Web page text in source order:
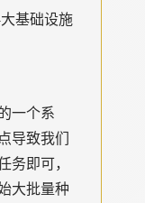
基础设施
一个系
导致我们
务即可，
大批量种